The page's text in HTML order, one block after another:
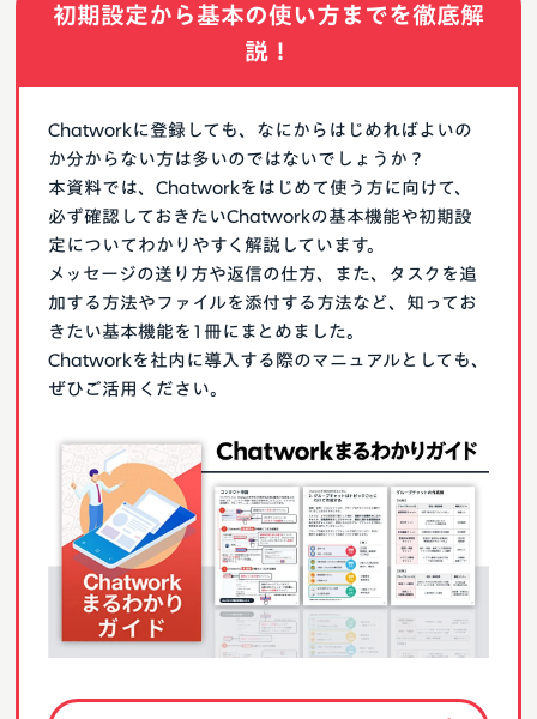
初期設定から基本の使い方までを徹底解
説！
Chatworkに登録しても、なにからはじめればよいの
か分からない方は多いのではないでしょうか？
本資料では、Chatworkをはじめて使う方に向けて、
必ず確認しておきたいChatworkの基本機能や初期設
定についてわかりやすく解説しています。
メッセージの送り方や返信の仕方、また、タスクを追
加する方法やファイルを添付する方法など、知ってお
きたい基本機能を1冊にまとめました。
Chatworkを社内に導入する際のマニュアルとしても、
ぜひご活用ください。